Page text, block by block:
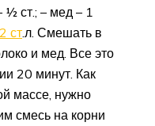
ст.; – мед – 1
ст .л. Смешать в
и мед. Все это
20 минут. Как
массе, нужно
смесь на корни